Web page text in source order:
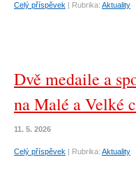
Celý příspěvek | Rubrika: Aktuality
Dvě medaile a
na Malé a Velké
11. 5. 2026
Celý příspěvek | Rubrika: Aktuality